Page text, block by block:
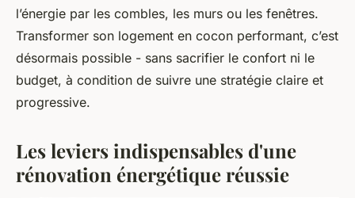
l’énergie par les combles, les murs ou les fenêtres.
Transformer son logement en cocon performant, c’est
désormais possible - sans sacrifier le confort ni le
budget, à condition de suivre une stratégie claire et
progressive.
Les leviers indispensables d'une
rénovation énergétique réussie